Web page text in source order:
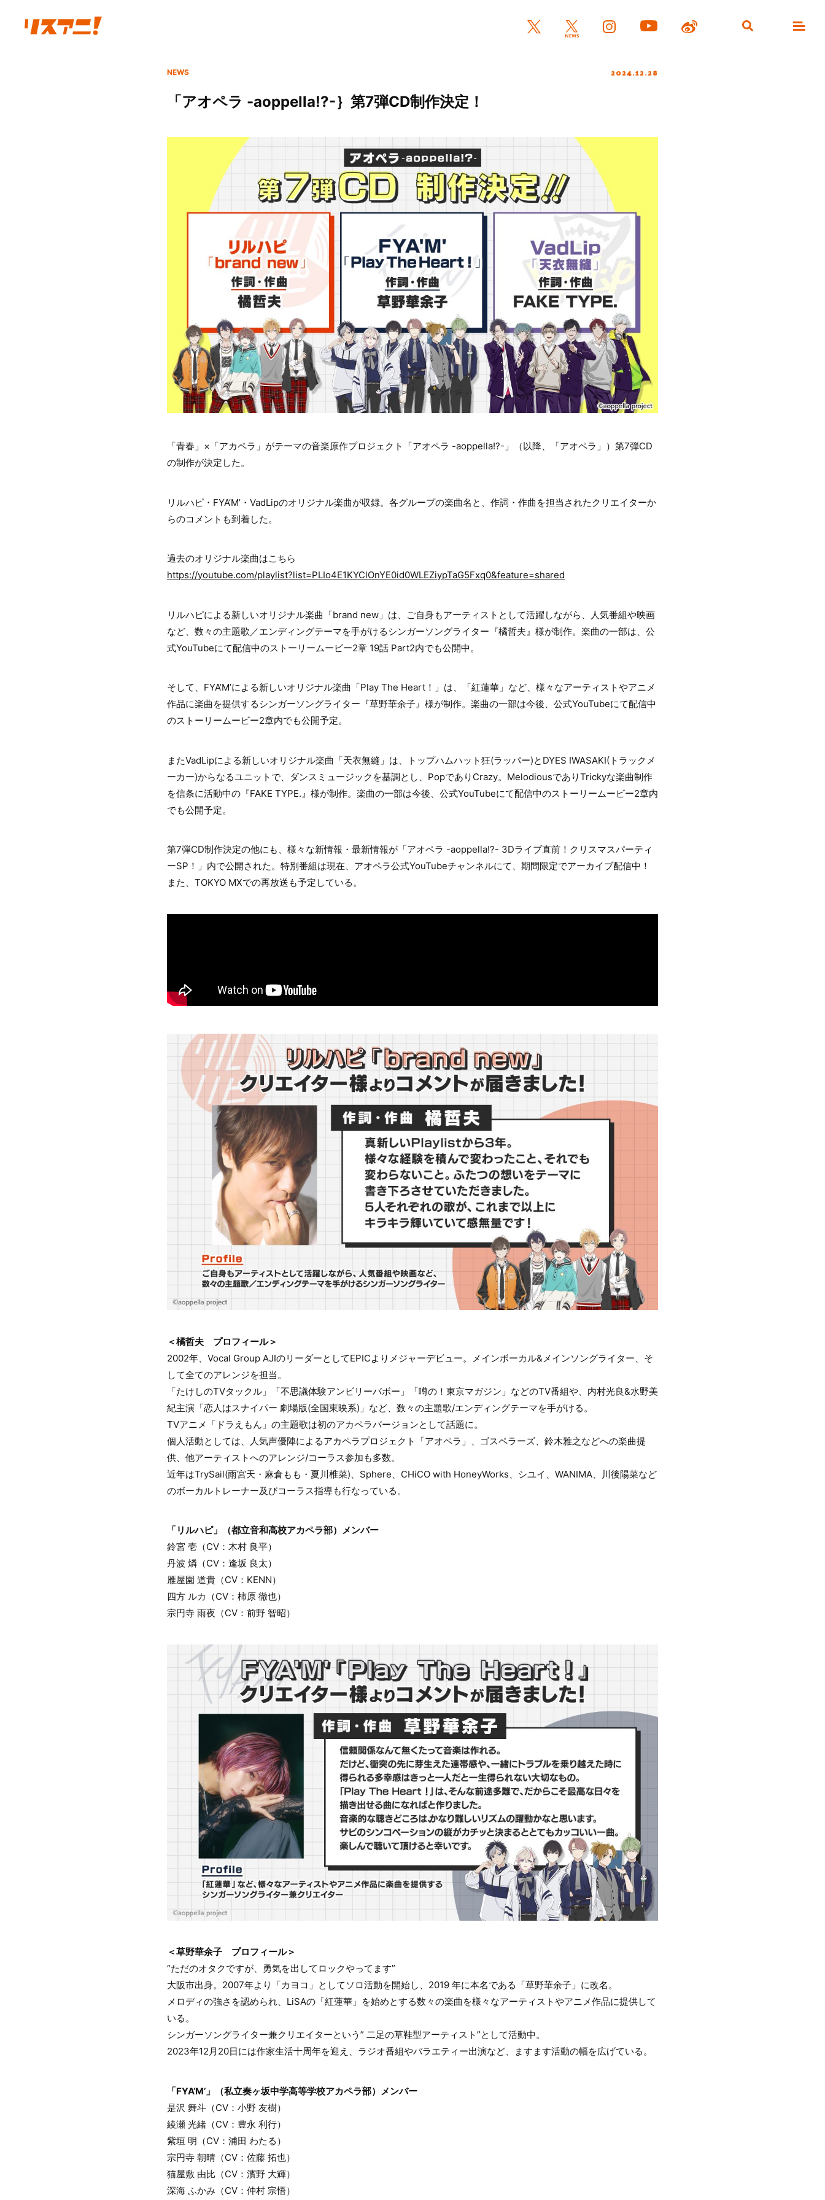
NEWS 2024.12.28
「アオペラ -aoppella!?-｝第7弾CD制作決定！
「青春」×「アカペラ」がテーマの音楽原作プロジェクト「アオペラ -aoppella!?-」（以降、「アオペラ」）第7弾CD
の制作が決定した。
リルハピ・FYA’M’・VadLipのオリジナル楽曲が収録。各グループの楽曲名と、作詞・作曲を担当されたクリエイターか
らのコメントも到着した。
過去のオリジナル楽曲はこちら
https://youtube.com/playlist?list=PLIo4E1KYClOnYE0id0WLEZiypTaG5Fxq0&feature=shared
リルハピによる新しいオリジナル楽曲「brand new」は、ご自身もアーティストとして活躍しながら、人気番組や映画
など、数々の主題歌／エンディングテーマを手がけるシンガーソングライター『橘哲夫』様が制作。楽曲の一部は、公
式YouTubeにて配信中のストーリームービー2章 19話 Part2内でも公開中。
そして、FYA’M’による新しいオリジナル楽曲「Play The Heart！」は、「紅蓮華」など、様々なアーティストやアニメ
作品に楽曲を提供するシンガーソングライター『草野華余子』様が制作。楽曲の一部は今後、公式YouTubeにて配信中
のストーリームービー2章内でも公開予定。
またVadLipによる新しいオリジナル楽曲「天衣無縫」は、トップハムハット狂(ラッパー)とDYES IWASAKI(トラックメ
ーカー)からなるユニットで、ダンスミュージックを基調とし、PopでありCrazy。MelodiousでありTrickyな楽曲制作
を信条に活動中の『FAKE TYPE.』様が制作。楽曲の一部は今後、公式YouTubeにて配信中のストーリームービー2章内
でも公開予定。
第7弾CD制作決定の他にも、様々な新情報・最新情報が「アオペラ -aoppella!?- 3Dライブ直前！クリスマスパーティ
ーSP！」内で公開された。特別番組は現在、アオペラ公式YouTubeチャンネルにて、期間限定でアーカイブ配信中！
また、TOKYO MXでの再放送も予定している。
＜橘哲夫 プロフィール＞
2002年、Vocal Group AJIのリーダーとしてEPICよりメジャーデビュー。メインボーカル&メインソングライター、そ
して全てのアレンジを担当。
「たけしのTVタックル」「不思議体験アンビリーバボー」「噂の！東京マガジン」などのTV番組や、内村光良&水野美
紀主演「恋人はスナイパー 劇場版(全国東映系)」など、数々の主題歌/エンディングテーマを手がける。
TVアニメ「ドラえもん」の主題歌は初のアカペラバージョンとして話題に。
個人活動としては、人気声優陣によるアカペラプロジェクト「アオペラ」、ゴスペラーズ、鈴木雅之などへの楽曲提
供、他アーティストへのアレンジ/コーラス参加も多数。
近年はTrySail(雨宮天・麻倉もも・夏川椎菜)、Sphere、CHiCO with HoneyWorks、シユイ、WANIMA、川後陽菜など
のボーカルトレーナー及びコーラス指導も行なっている。
「リルハピ」（都立音和高校アカペラ部）メンバー
鈴宮 壱（CV：木村 良平）
丹波 燐（CV：逢坂 良太）
雁屋園 道貴（CV：KENN）
四方 ルカ（CV：柿原 徹也）
宗円寺 雨夜（CV：前野 智昭）
＜草野華余子 プロフィール＞
“ただのオタクですが、勇気を出してロックやってます”
大阪市出身。2007年より「カヨコ」としてソロ活動を開始し、2019 年に本名である「草野華余子」に改名。
メロディの強さを認められ、LiSAの「紅蓮華」を始めとする数々の楽曲を様々なアーティストやアニメ作品に提供して
いる。
シンガーソングライター兼クリエイターという” 二足の草鞋型アーティスト”として活動中。
2023年12月20日には作家生活十周年を迎え、ラジオ番組やバラエティー出演など、ますます活動の幅を広げている。
「FYA’M’」（私立奏ヶ坂中学高等学校アカペラ部）メンバー
是沢 舞斗（CV：小野 友樹）
綾瀬 光緒（CV：豊永 利行）
紫垣 明（CV：浦田 わたる）
宗円寺 朝晴（CV：佐藤 拓也）
猫屋敷 由比（CV：濱野 大輝）
深海 ふかみ（CV：仲村 宗悟）